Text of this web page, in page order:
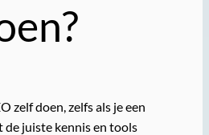
zelf doen, zelfs als je een
de juiste kennis en tools